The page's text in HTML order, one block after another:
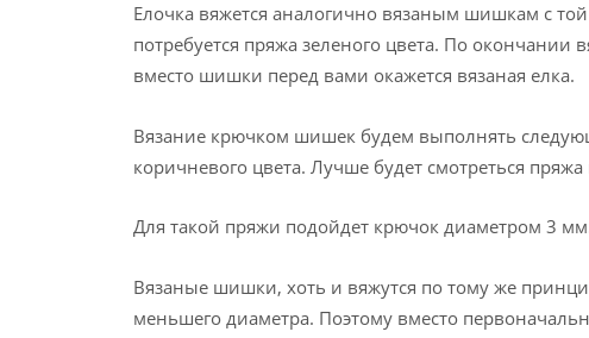
Елочка вяжется аналогично вязаным шишкам с
потребуется пряжа зеленого цвета. По окончании
вместо шишки перед вами окажется вязаная елка.
Вязание крючком шишек будем выполнять
коричневого цвета. Лучше будет смотреться
Для такой пряжи подойдет крючок диаметром 3
Вязаные шишки, хоть и вяжутся по тому же
меньшего диаметра. Поэтому вместо